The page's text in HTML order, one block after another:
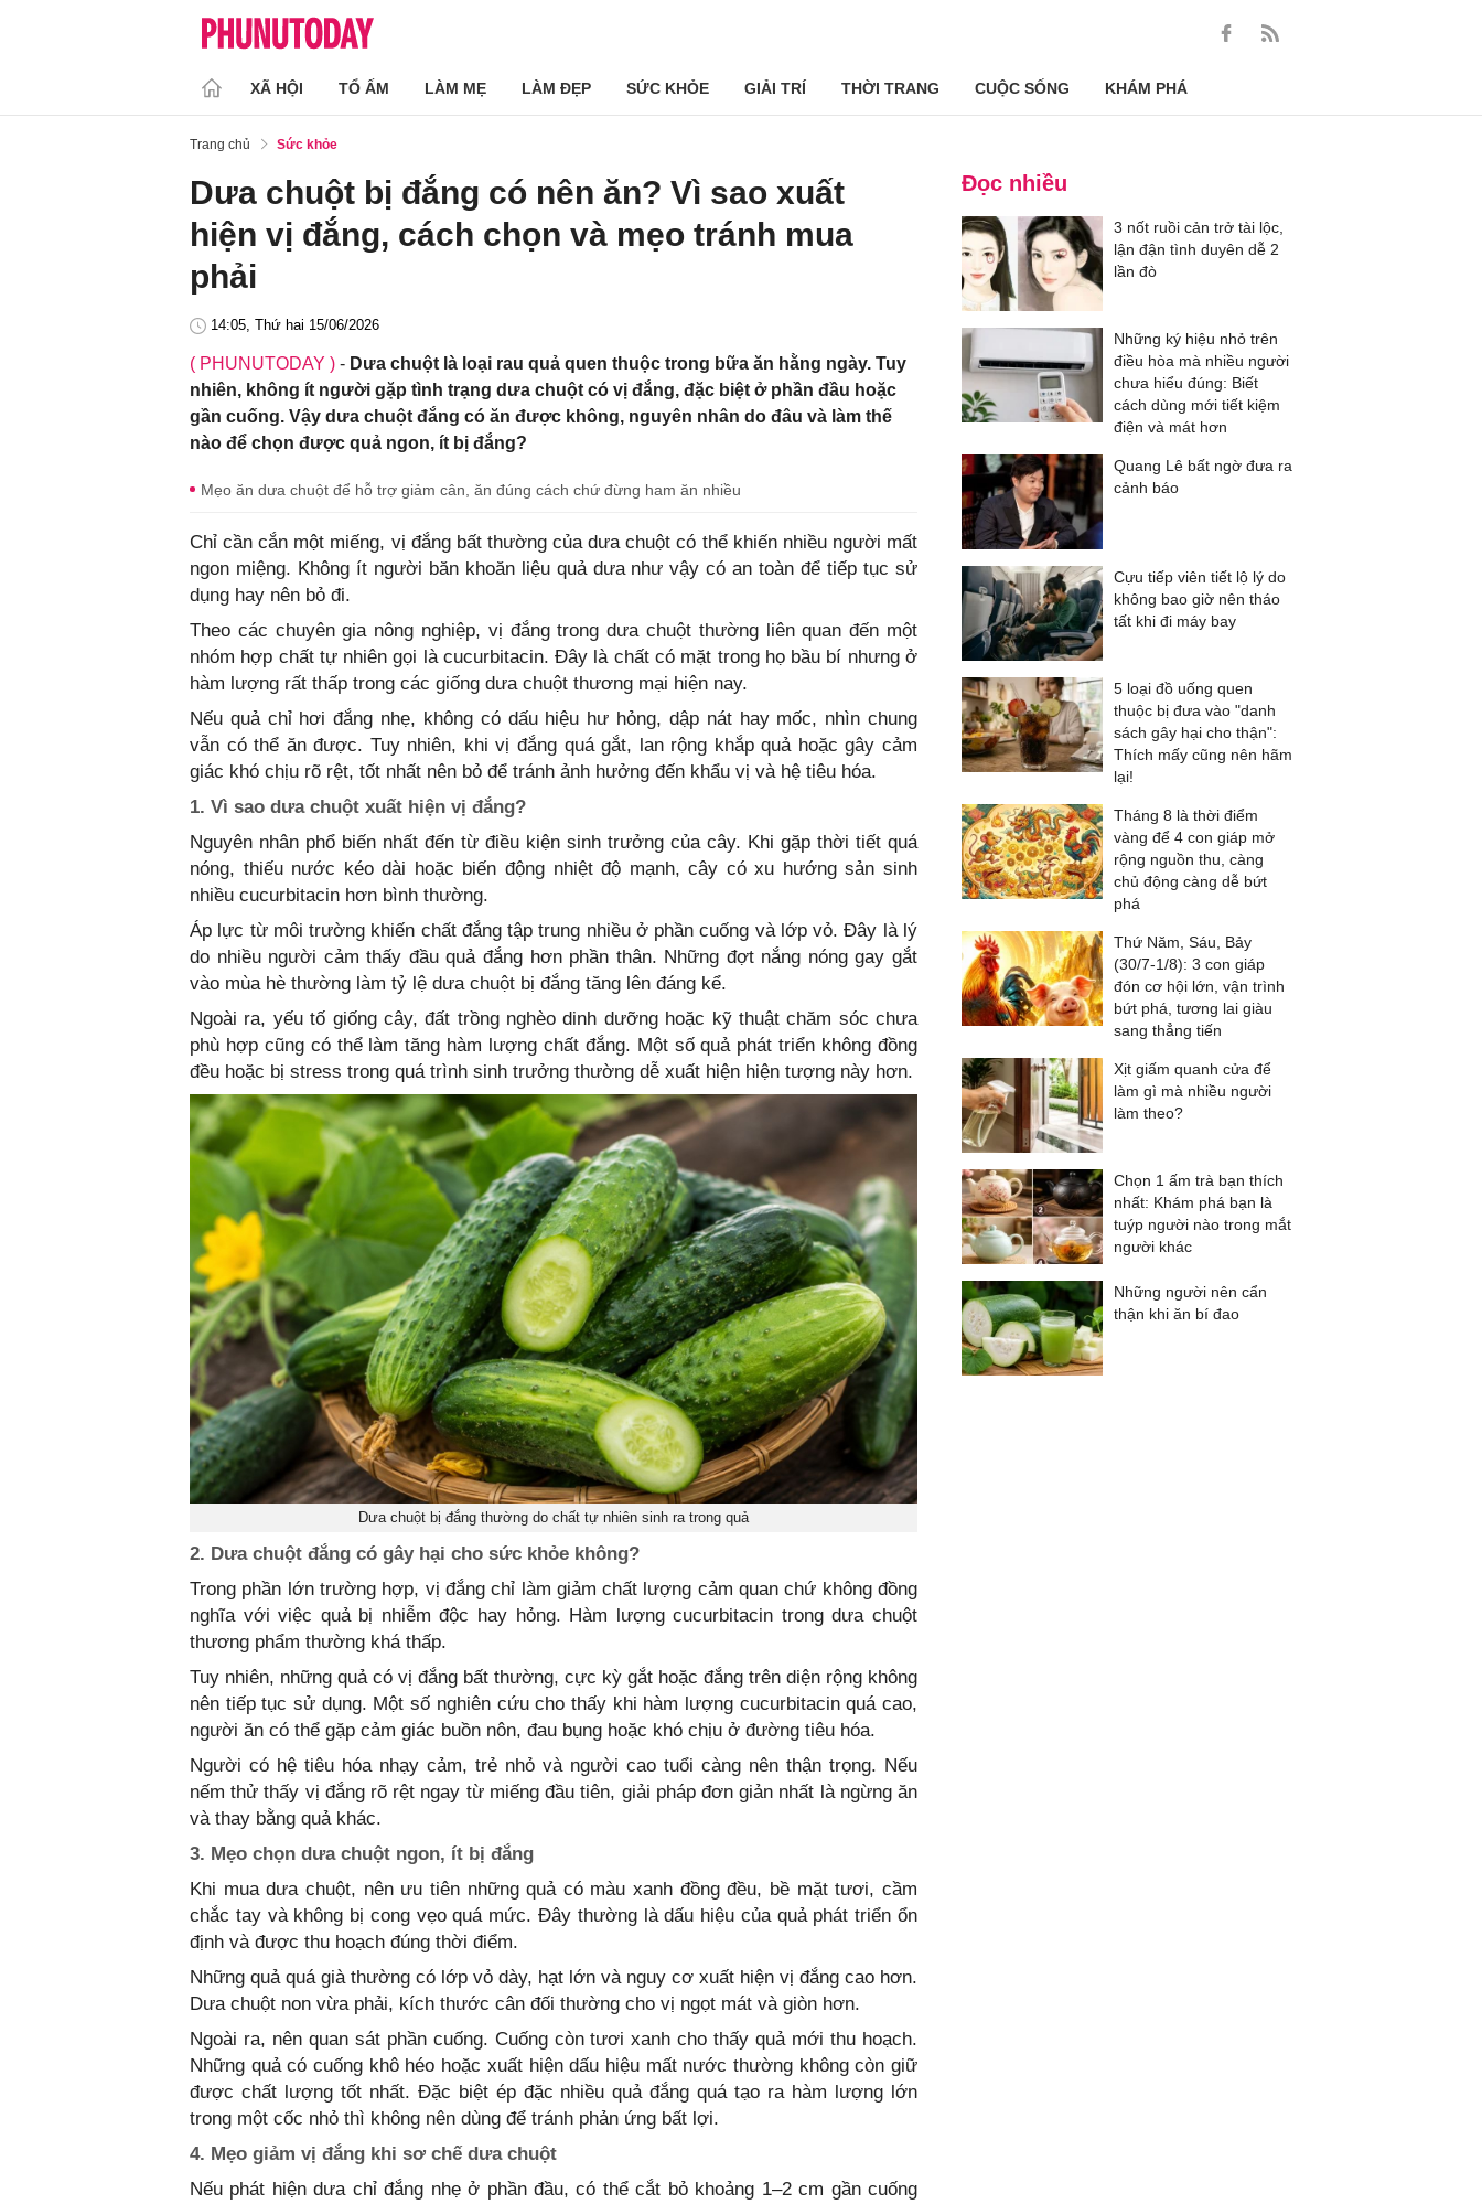
XÃ HỘI TỔ ẤM LÀM MẸ LÀM ĐẸP SỨC KHỎE GIẢI TRÍ THỜI TRANG CUỘC SỐNG KHÁM PHÁ
Trang chủ Sức khỏe
Dưa chuột bị đắng có nên ăn? Vì sao xuất
hiện vị đắng, cách chọn và mẹo tránh mua
phải
14:05, Thứ hai 15/06/2026
( PHUNUTODAY ) - Dưa chuột là loại rau quả quen thuộc trong bữa ăn hằng ngày. Tuy
nhiên, không ít người gặp tình trạng dưa chuột có vị đắng, đặc biệt ở phần đầu hoặc
gần cuống. Vậy dưa chuột đắng có ăn được không, nguyên nhân do đâu và làm thế
nào để chọn được quả ngon, ít bị đắng?
Mẹo ăn dưa chuột để hỗ trợ giảm cân, ăn đúng cách chứ đừng ham ăn nhiều
Chỉ cần cắn một miếng, vị đắng bất thường của dưa chuột có thể khiến nhiều người mất
ngon miệng. Không ít người băn khoăn liệu quả dưa như vậy có an toàn để tiếp tục sử
dụng hay nên bỏ đi.
Theo các chuyên gia nông nghiệp, vị đắng trong dưa chuột thường liên quan đến một
nhóm hợp chất tự nhiên gọi là cucurbitacin. Đây là chất có mặt trong họ bầu bí nhưng ở
hàm lượng rất thấp trong các giống dưa chuột thương mại hiện nay.
Nếu quả chỉ hơi đắng nhẹ, không có dấu hiệu hư hỏng, dập nát hay mốc, nhìn chung
vẫn có thể ăn được. Tuy nhiên, khi vị đắng quá gắt, lan rộng khắp quả hoặc gây cảm
giác khó chịu rõ rệt, tốt nhất nên bỏ để tránh ảnh hưởng đến khẩu vị và hệ tiêu hóa.
1. Vì sao dưa chuột xuất hiện vị đắng?
Nguyên nhân phổ biến nhất đến từ điều kiện sinh trưởng của cây. Khi gặp thời tiết quá
nóng, thiếu nước kéo dài hoặc biến động nhiệt độ mạnh, cây có xu hướng sản sinh
nhiều cucurbitacin hơn bình thường.
Áp lực từ môi trường khiến chất đắng tập trung nhiều ở phần cuống và lớp vỏ. Đây là lý
do nhiều người cảm thấy đầu quả đắng hơn phần thân. Những đợt nắng nóng gay gắt
vào mùa hè thường làm tỷ lệ dưa chuột bị đắng tăng lên đáng kể.
Ngoài ra, yếu tố giống cây, đất trồng nghèo dinh dưỡng hoặc kỹ thuật chăm sóc chưa
phù hợp cũng có thể làm tăng hàm lượng chất đắng. Một số quả phát triển không đồng
đều hoặc bị stress trong quá trình sinh trưởng thường dễ xuất hiện hiện tượng này hơn.
Dưa chuột bị đắng thường do chất tự nhiên sinh ra trong quả
2. Dưa chuột đắng có gây hại cho sức khỏe không?
Trong phần lớn trường hợp, vị đắng chỉ làm giảm chất lượng cảm quan chứ không đồng
nghĩa với việc quả bị nhiễm độc hay hỏng. Hàm lượng cucurbitacin trong dưa chuột
thương phẩm thường khá thấp.
Tuy nhiên, những quả có vị đắng bất thường, cực kỳ gắt hoặc đắng trên diện rộng không
nên tiếp tục sử dụng. Một số nghiên cứu cho thấy khi hàm lượng cucurbitacin quá cao,
người ăn có thể gặp cảm giác buồn nôn, đau bụng hoặc khó chịu ở đường tiêu hóa.
Người có hệ tiêu hóa nhạy cảm, trẻ nhỏ và người cao tuổi càng nên thận trọng. Nếu
nếm thử thấy vị đắng rõ rệt ngay từ miếng đầu tiên, giải pháp đơn giản nhất là ngừng ăn
và thay bằng quả khác.
3. Mẹo chọn dưa chuột ngon, ít bị đắng
Khi mua dưa chuột, nên ưu tiên những quả có màu xanh đồng đều, bề mặt tươi, cầm
chắc tay và không bị cong vẹo quá mức. Đây thường là dấu hiệu của quả phát triển ổn
định và được thu hoạch đúng thời điểm.
Những quả quá già thường có lớp vỏ dày, hạt lớn và nguy cơ xuất hiện vị đắng cao hơn.
Dưa chuột non vừa phải, kích thước cân đối thường cho vị ngọt mát và giòn hơn.
Ngoài ra, nên quan sát phần cuống. Cuống còn tươi xanh cho thấy quả mới thu hoạch.
Những quả có cuống khô héo hoặc xuất hiện dấu hiệu mất nước thường không còn giữ
được chất lượng tốt nhất. Đặc biệt ép đặc nhiều quả đắng quá tạo ra hàm lượng lớn
trong một cốc nhỏ thì không nên dùng để tránh phản ứng bất lợi.
4. Mẹo giảm vị đắng khi sơ chế dưa chuột
Nếu phát hiện dưa chỉ đắng nhẹ ở phần đầu, có thể cắt bỏ khoảng 1–2 cm gần cuống
Đọc nhiều
3 nốt ruồi cản trở tài lộc,
lận đận tình duyên dễ 2
lần đò
Những ký hiệu nhỏ trên
điều hòa mà nhiều người
chưa hiểu đúng: Biết
cách dùng mới tiết kiệm
điện và mát hơn
Quang Lê bất ngờ đưa ra
cảnh báo
Cựu tiếp viên tiết lộ lý do
không bao giờ nên tháo
tất khi đi máy bay
5 loại đồ uống quen
thuộc bị đưa vào "danh
sách gây hại cho thận":
Thích mấy cũng nên hãm
lại!
Tháng 8 là thời điểm
vàng để 4 con giáp mở
rộng nguồn thu, càng
chủ động càng dễ bứt
phá
Thứ Năm, Sáu, Bảy
(30/7-1/8): 3 con giáp
đón cơ hội lớn, vận trình
bứt phá, tương lai giàu
sang thẳng tiến
Xịt giấm quanh cửa để
làm gì mà nhiều người
làm theo?
Chọn 1 ấm trà bạn thích
nhất: Khám phá bạn là
tuýp người nào trong mắt
người khác
Những người nên cẩn
thận khi ăn bí đao